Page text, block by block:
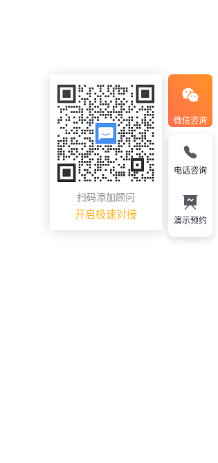
微信咨询
扫码添加顾问
开启极速对接
电话咨询
演示预约